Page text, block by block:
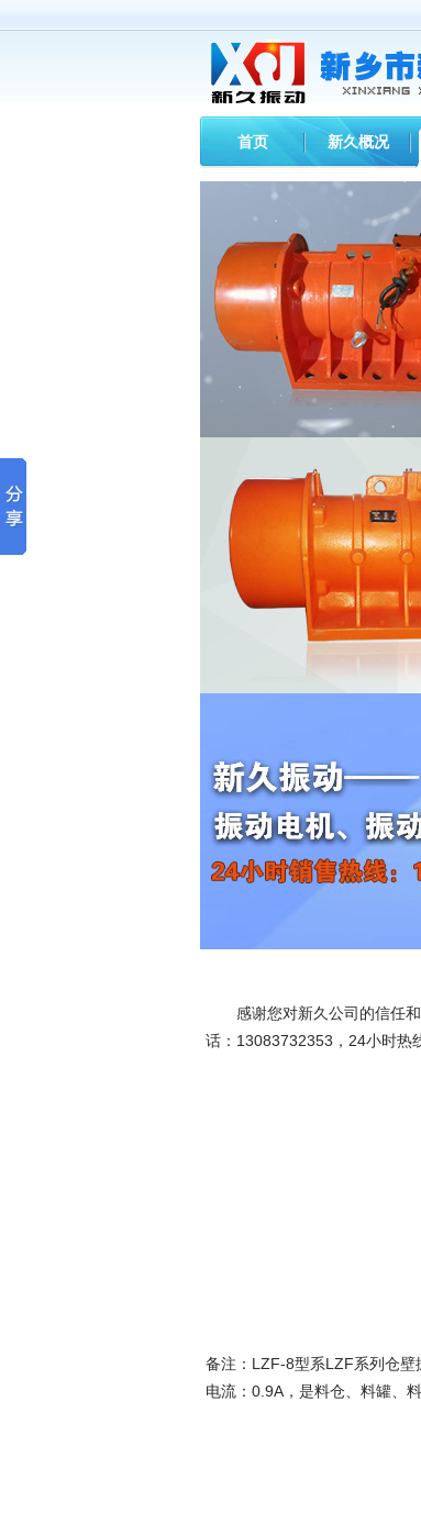
首页 新久概况
您现在的位置： >新闻中心
【通知】如皋
贵公司订购的40台新久牌
器，合计82台，已通过韵达物
达，请保持手机畅通，注意查
感谢您对新久公司的信任和
话：13083732353，24小时热
备注：LZF-8型系LZF系列仓壁
电流：0.9A，是料仓、料罐、